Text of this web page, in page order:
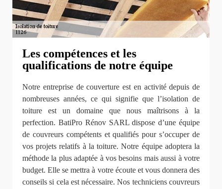
Les compétences et les
qualifications de notre équipe
Notre entreprise de couverture est en activité depuis de
nombreuses années, ce qui signifie que l’isolation de
toiture est un domaine que nous maîtrisons à la
perfection. BatiPro Rénov SARL dispose d’une équipe
de couvreurs compétents et qualifiés pour s’occuper de
vos projets relatifs à la toiture. Notre équipe adoptera la
méthode la plus adaptée à vos besoins mais aussi à votre
budget. Elle se mettra à votre écoute et vous donnera des
conseils si cela est nécessaire. Nos techniciens couvreurs